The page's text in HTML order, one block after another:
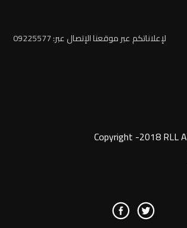
لإعلاناتكم عبر موقعنا الإتصال عبر: 09225577
Copyright -2018 RLL